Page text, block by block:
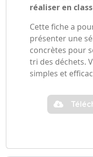
réaliser en
Cette fiche a
présenter une
concrètes pour
tri des déchets.
simples et